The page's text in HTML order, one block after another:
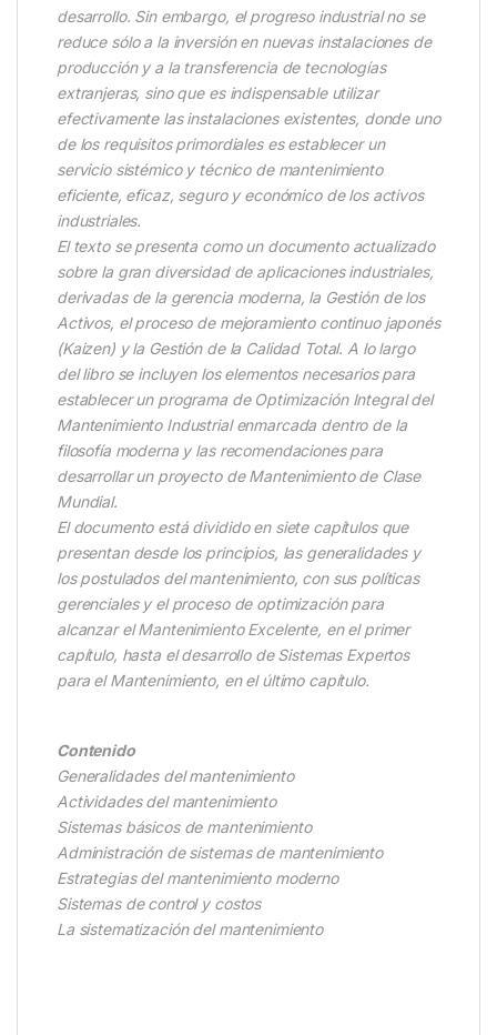
desarrollo. Sin embargo, el progreso industrial no se
reduce sólo a la inversión en nuevas instalaciones de
producción y a la transferencia de tecnologías
extranjeras, sino que es indispensable utilizar
efectivamente las instalaciones existentes, donde uno
de los requisitos primordiales es establecer un
servicio sistémico y técnico de mantenimiento
eficiente, eficaz, seguro y económico de los activos
industriales.
El texto se presenta como un documento actualizado
sobre la gran diversidad de aplicaciones industriales,
derivadas de la gerencia moderna, la Gestión de los
Activos, el proceso de mejoramiento continuo japonés
(Kaizen) y la Gestión de la Calidad Total. A lo largo
del libro se incluyen los elementos necesarios para
establecer un programa de Optimización Integral del
Mantenimiento Industrial enmarcada dentro de la
filosofía moderna y las recomendaciones para
desarrollar un proyecto de Mantenimiento de Clase
Mundial.
El documento está dividido en siete capítulos que
presentan desde los principios, las generalidades y
los postulados del mantenimiento, con sus políticas
gerenciales y el proceso de optimización para
alcanzar el Mantenimiento Excelente, en el primer
capítulo, hasta el desarrollo de Sistemas Expertos
para el Mantenimiento, en el último capítulo.
Contenido
Generalidades del mantenimiento
Actividades del mantenimiento
Sistemas básicos de mantenimiento
Administración de sistemas de mantenimiento
Estrategias del mantenimiento moderno
Sistemas de control y costos
La sistematización del mantenimiento